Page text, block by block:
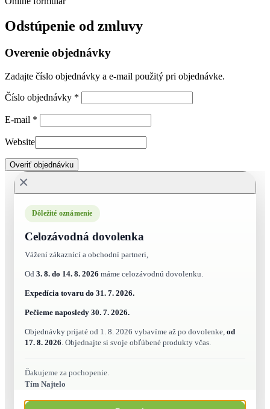
Odstúpenie od zmluvy
Overenie objednávky
Zadajte číslo objednávky a e-mail použitý pri objednávke.
Číslo objednávky *
E-mail *
Website
Overiť objednávku
×
Dôležité oznámenie
Celozávodná dovolenka
Vážení zákaznící a obchodní partneri,
Od 3. 8. do 14. 8. 2026 máme celozávodnú dovolenku.
Expedícia tovaru do 31. 7. 2026.
Pečieme naposledy 30. 7. 2026.
Objednávky prijaté od 1. 8. 2026 vybavíme až po dovolenke, od
17. 8. 2026. Objednajte si svoje obľúbené produkty včas.
Ďakujeme za pochopenie.
Tím Najtelo